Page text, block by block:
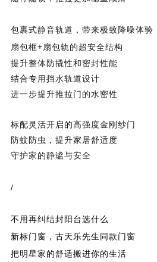
包裹式静音轨道，带来极致降噪体验
扇包框+扇包轨的超安全结构
提升整体防撬性和密封性能
结合专用挡水轨道设计
进一步提升推拉门的水密性
标配灵活开启的高强度金刚纱门
防蚊防虫，提升家居舒适度
守护家的静谧与安全
/
不用再纠结封阳台选什么
新标门窗，古天乐先生同款门窗
把明星家的舒适搬进你的生活